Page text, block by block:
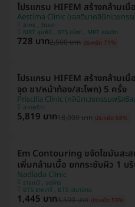
โปรแกรม HIFEM สร้างกล้ามเ
Aestima Clinic (เอสติมาคลินิกเวชกรร
สาทร , วัฒนา
MRT ลุมพินี , BTS อโศก , MRT สุขุมวิท
728 บาท2,500 บาท ประหยัด 71%
โปรแกรม HIFEM สร้างกล้ามเนื้
จุด ขา/หน้าท้อง/สะโพก) 5 ครั้ง
Priscilla Clinic (คลินิกเวชกรรมพริสซิล
ลาดพร้าว
5,819 บาท18,000 บาท ประหยัด 68%
Em Contouring ขจัดไขมันสะ
เพิ่มกล้ามเนื้อ ยกกระชับผิว 1 บ
Nadlada Clinic
ราชเทวี , จตุจักร
BTS ราชเทวี , BTS เสนานิคม
1,445 บาท3,500 บาท ประหยัด 59%